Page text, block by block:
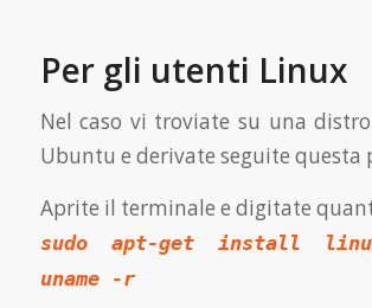
Per gli utenti Linux
Nel caso vi troviate su una
Ubuntu e derivate seguite questa
Aprite il terminale e digitate
sudo apt-get install
uname -r